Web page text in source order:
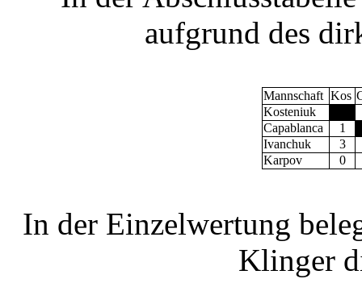
aufgrund des
Mannschaft Kos
Kosteniuk
Capablanca
1
Ivanchuk
3
Karpov
0
In der Einzelwertung
Klinger